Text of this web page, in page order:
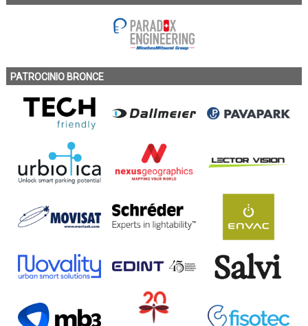
PATROCINIO BRONCE